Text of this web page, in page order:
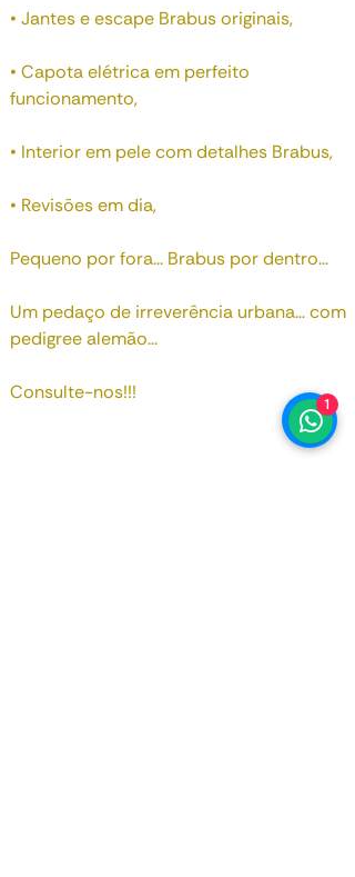
• Jantes e escape Brabus originais,
• Capota elétrica em perfeito
funcionamento,
• Interior em pele com detalhes Brabus,
• Revisões em dia,
Pequeno por fora... Brabus por dentro...
Um pedaço de irreverência urbana… com
pedigree alemão...
Consulte-nos!!!
1